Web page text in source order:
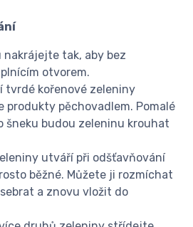
nakrájejte tak, aby bez
otvorem.
tvrdé kořenové zeleniny
produkty pěchovadlem. Pomalé
šneku budou zeleninu krouhat
utváří při odšťavňování
běžné. Můžete ji rozmíchat
a znovu vložit do